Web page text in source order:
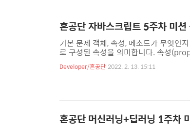
혼공단 자바스크립트 5주차 미
기본 문제 객체, 속성, 메소드가 무엇인
로 구성된 속성을 의미합니다. 속성
료형인 것을 의미합니다. 선택 문제 p.
읽고 사인 90도의 값을 구해보세요.
Developer/혼공단 2022. 2. 13. 15:11
혼공단 머신러닝+딥러닝 1주